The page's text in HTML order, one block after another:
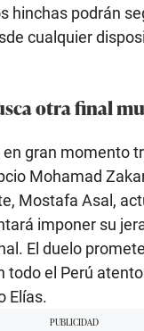
hinchas podrán
cualquier
otra final
en gran momento
Mohamad
Mostafa Asal,
imponer su
El duelo
todo el Perú
Elías.